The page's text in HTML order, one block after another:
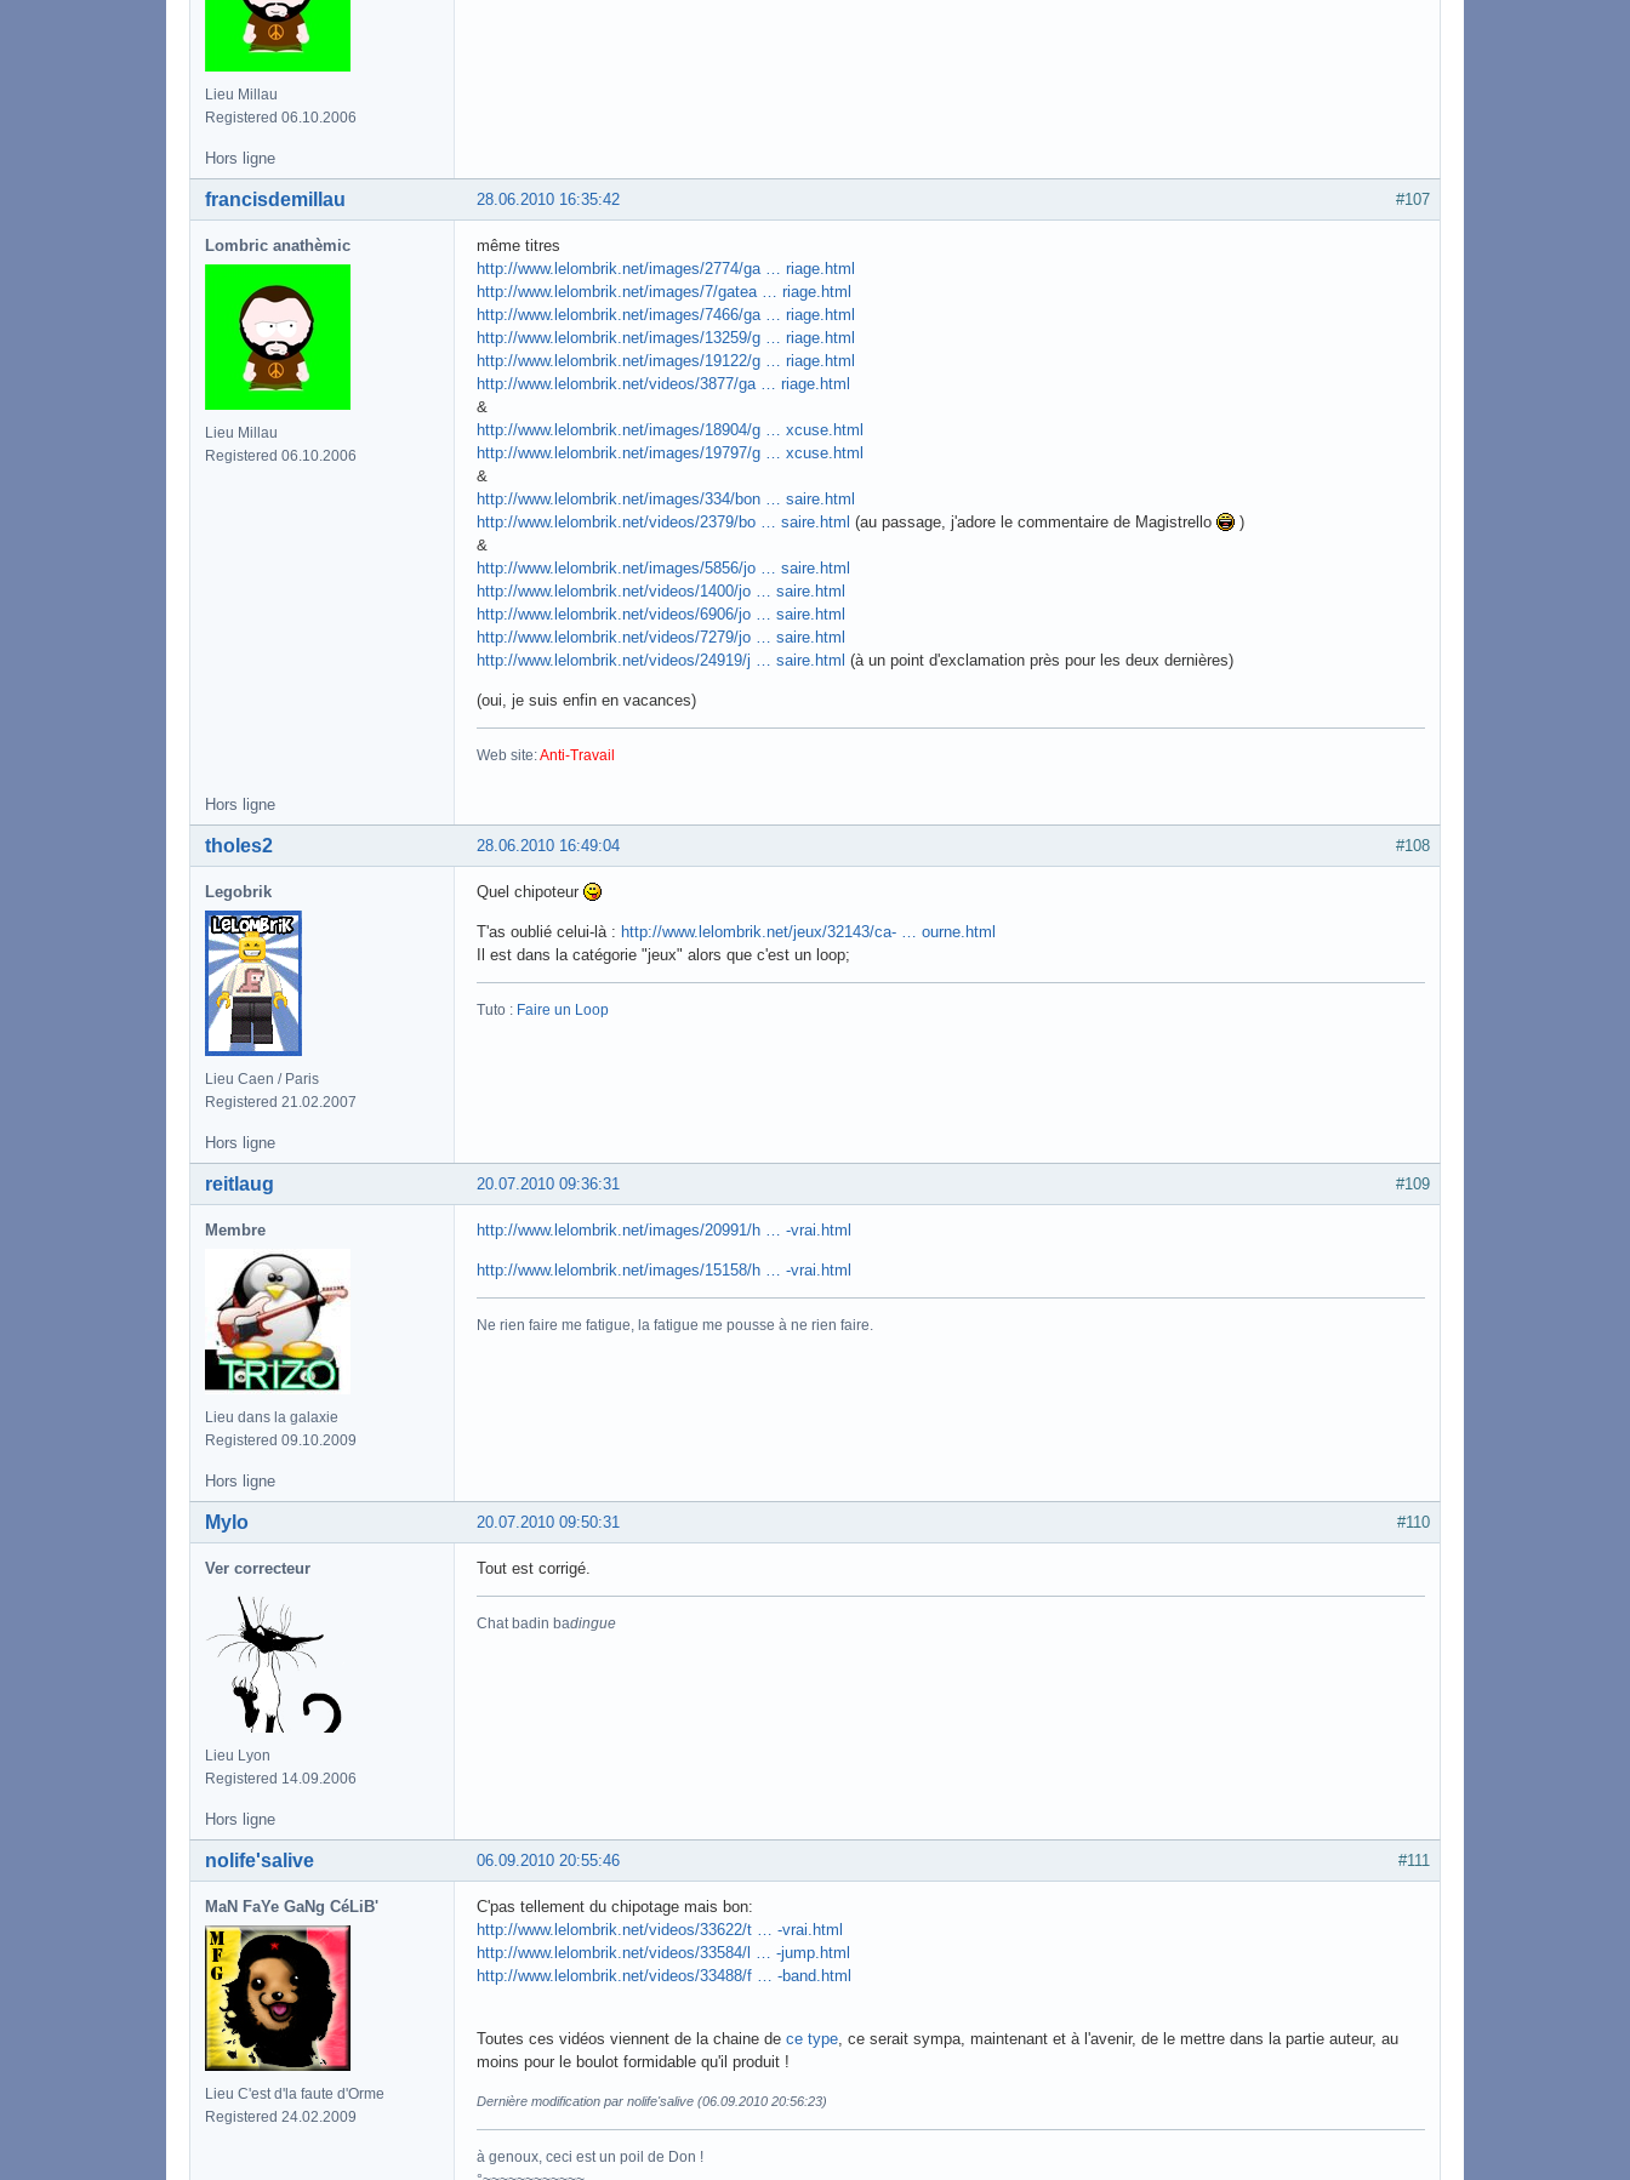
Lieu Millau
Registered 06.10.2006
Hors ligne
#107
28.06.2010 16:35:42
francisdemillau
Lombric anathèmic
Lieu Millau
Registered 06.10.2006
même titres
http://www.lelombrik.net/images/2774/ga … riage.html
http://www.lelombrik.net/images/7/gatea … riage.html
http://www.lelombrik.net/images/7466/ga … riage.html
http://www.lelombrik.net/images/13259/g … riage.html
http://www.lelombrik.net/images/19122/g … riage.html
http://www.lelombrik.net/videos/3877/ga … riage.html
&
http://www.lelombrik.net/images/18904/g … xcuse.html
http://www.lelombrik.net/images/19797/g … xcuse.html
&
http://www.lelombrik.net/images/334/bon … saire.html
http://www.lelombrik.net/videos/2379/bo … saire.html (au passage, j'adore le commentaire de Magistrello
)
&
http://www.lelombrik.net/images/5856/jo … saire.html
http://www.lelombrik.net/videos/1400/jo … saire.html
http://www.lelombrik.net/videos/6906/jo … saire.html
http://www.lelombrik.net/videos/7279/jo … saire.html
http://www.lelombrik.net/videos/24919/j … saire.html (à un point d'exclamation près pour les deux dernières)
(oui, je suis enfin en vacances)
Web site:Anti-Travail
Hors ligne
#108
28.06.2010 16:49:04
tholes2
Legobrik
Lieu Caen / Paris
Registered 21.02.2007
Quel chipoteur
T'as oublié celui-là : http://www.lelombrik.net/jeux/32143/ca- … ourne.html
Il est dans la catégorie "jeux" alors que c'est un loop;
Tuto : Faire un Loop
Hors ligne
#109
20.07.2010 09:36:31
reitlaug
Membre
Lieu dans la galaxie
Registered 09.10.2009
http://www.lelombrik.net/images/20991/h … -vrai.html
http://www.lelombrik.net/images/15158/h … -vrai.html
Ne rien faire me fatigue, la fatigue me pousse à ne rien faire.
Hors ligne
#110
20.07.2010 09:50:31
Mylo
Ver correcteur
Lieu Lyon
Registered 14.09.2006
Tout est corrigé.
Chat badin badingue
Hors ligne
#111
06.09.2010 20:55:46
nolife'salive
MaN FaYe GaNg CéLiB'
Lieu C'est d'la faute d'Orme
Registered 24.02.2009
C'pas tellement du chipotage mais bon:
http://www.lelombrik.net/videos/33622/t … -vrai.html
http://www.lelombrik.net/videos/33584/l … -jump.html
http://www.lelombrik.net/videos/33488/f … -band.html
Toutes ces vidéos viennent de la chaine de ce type , ce serait sympa, maintenant et à l'avenir, de le mettre dans la partie auteur, au
moins pour le boulot formidable qu'il produit !
Dernière modification par nolife'salive (06.09.2010 20:56:23)
à genoux, ceci est un poil de Don !